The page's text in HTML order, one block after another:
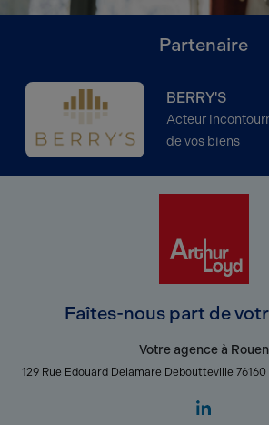
Partenaire
BERRY'S
Acteur
de vos biens
Faîtes-nous part de
Votre agence à Rouen
129 Rue Edouard Delamare Deboutteville